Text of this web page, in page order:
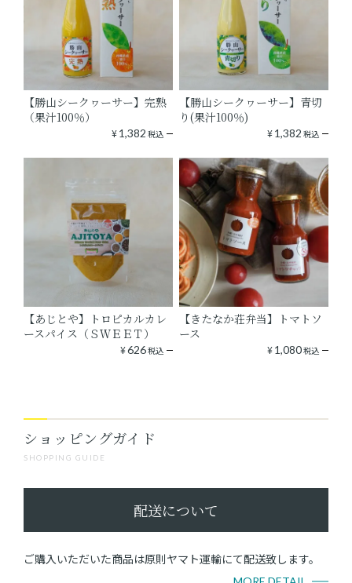
【勝山シークヮーサー】完熟
（果汁100％）
¥1,382 税込
【勝山シークヮーサー】青切
り(果汁100％)
¥1,382 税込
【あじとや】トロピカルカレ
ースパイス（ＳＷＥＥＴ）
¥626税込
【きたなか荘弁当】トマトソ
ース
¥1,080税込
SHOPPING GUIDE
ショッピングガイド
配送について
ご購入いただいた商品は原則ヤマト運輸にて配送致します。